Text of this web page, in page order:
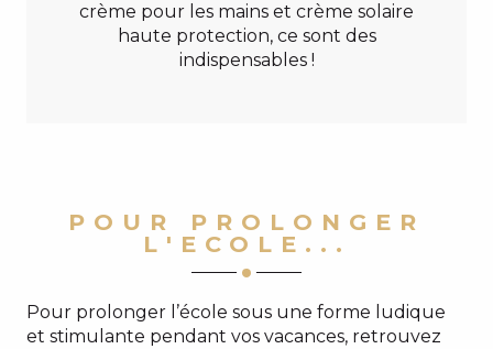
crème pour les mains et crème solaire
haute protection, ce sont des
indispensables !
POUR PROLONGER
L'ECOLE...
Pour prolonger l’école sous une forme ludique
et stimulante pendant vos vacances, retrouvez